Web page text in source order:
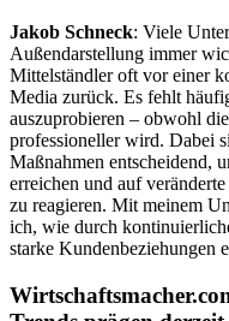
Jakob Schneck: Viele
Außendarstellung immer
Mittelständler oft vor einer
Media zurück. Es fehlt
auszuprobieren – obwohl
professioneller wird. Dabei
Maßnahmen entscheidend,
erreichen und auf
zu reagieren. Mit meinem
ich, wie durch
starke Kundenbeziehungen